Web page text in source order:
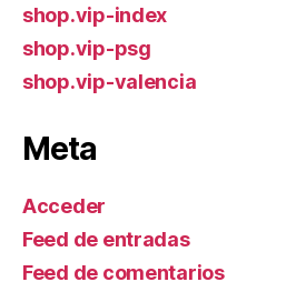
shop.vip-index
shop.vip-psg
shop.vip-valencia
Meta
Acceder
Feed de entradas
Feed de comentarios